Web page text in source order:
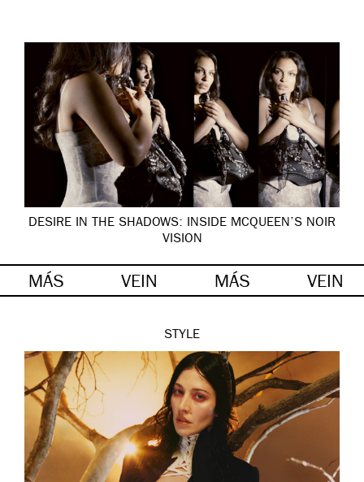
DESIRE IN THE SHADOWS: INSIDE MCQUEEN’S NOIR
VISION
MÁS VEIN MÁS VEIN
STYLE